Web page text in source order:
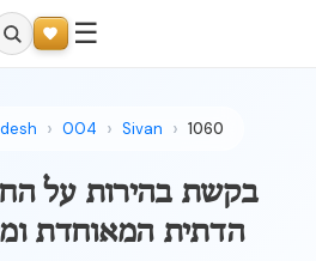
☰
004 Sivan 1060
בקשת בהירות על
הדתית המאוחדת